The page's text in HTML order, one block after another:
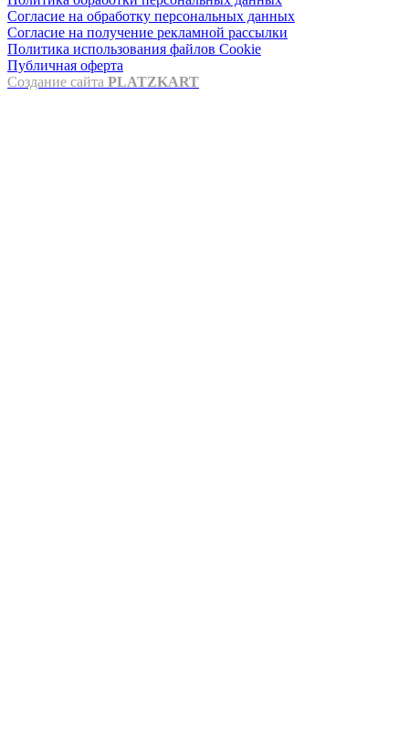
Согласие на обработку персональных данных
Согласие на получение рекламной рассылки
Политика использования файлов Cookie
Публичная оферта
Создание сайта PLATZKART